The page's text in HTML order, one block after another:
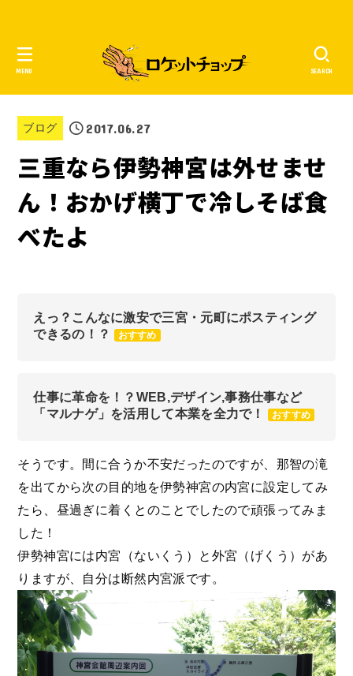
SEARCH
MENU
ブログ 2017.06.27
三重なら伊勢神宮は外せませ
ん！おかげ横丁で冷しそば食
べたよ
えっ？こんなに激安で三宮・元町にポスティング
できるの！？
おすすめ
仕事に革命を！？WEB,デザイン,事務仕事など
「マルナゲ」を活用して本業を全力で！
おすすめ
そうです。間に合うか不安だったのですが、那智の滝
を出てから次の目的地を伊勢神宮の内宮に設定してみ
たら、昼過ぎに着くとのことでしたので頑張ってみま
した！
伊勢神宮には内宮（ないくう）と外宮（げくう）があ
りますが、自分は断然内宮派です。